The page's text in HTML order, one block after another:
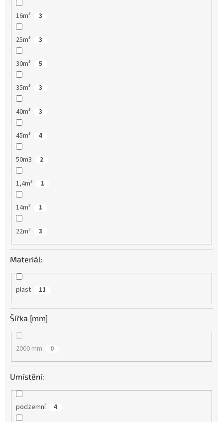
16m³ 3
25m³ 3
30m³ 5
35m³ 3
40m³ 3
45m³ 4
50m3 2
1,4m³ 1
14m³ 1
22m³ 3
Materiál:
plast 11
Šířka [mm]
2000 mm 0
Umístění:
podzemní 4